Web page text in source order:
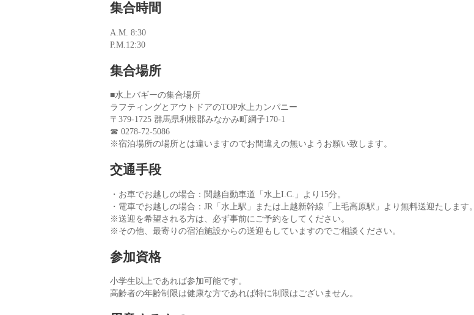
集合時間
A.M. 8:30
P.M.12:30
集合場所
■水上バギーの集合場所
ラフティングとアウトドアのTOP水上カンパニー
〒379-1725 群馬県利根郡みなかみ町綱子170-1
☎ 0278-72-5086
※宿泊場所の場所とは違いますのでお間違えの無いようお願い致します。
交通手段
・お車でお越しの場合：関越自動車道「水上I.C.」より15分。
・電車でお越しの場合：JR「水上駅」または上越新幹線「上毛高原駅」より無料送迎たします。
※送迎を希望される方は、必ず事前にご予約をしてください。
※その他、最寄りの宿泊施設からの送迎もしていますのでご相談ください。
参加資格
小学生以上であれば参加可能です。
高齢者の年齢制限は健康な方であれば特に制限はございません。